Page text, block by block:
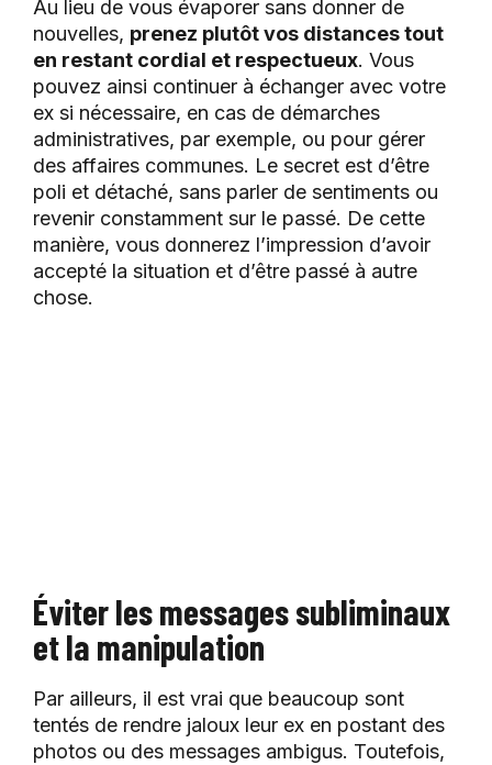
Au lieu de vous évaporer sans donner de
nouvelles, prenez plutôt vos distances tout
en restant cordial et respectueux. Vous
pouvez ainsi continuer à échanger avec votre
ex si nécessaire, en cas de démarches
administratives, par exemple, ou pour gérer
des affaires communes. Le secret est d’être
poli et détaché, sans parler de sentiments ou
revenir constamment sur le passé. De cette
manière, vous donnerez l’impression d’avoir
accepté la situation et d’être passé à autre
chose.
Éviter les messages subliminaux
et la manipulation
Par ailleurs, il est vrai que beaucoup sont
tentés de rendre jaloux leur ex en postant des
photos ou des messages ambigus. Toutefois,